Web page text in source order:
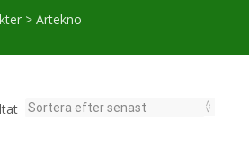
> Artekno
Sortera